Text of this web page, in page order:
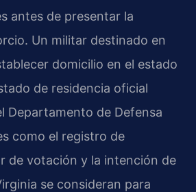
antes de presentar la
Un militar destinado en
domicilio en el estado
de residencia oficial
Departamento de Defensa
como el registro de
de votación y la intención de
se consideran para